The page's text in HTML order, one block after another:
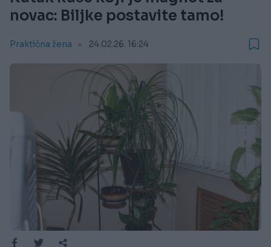
novac: Biljke postavite tamo!
Praktična žena 24.02.26. 16:24